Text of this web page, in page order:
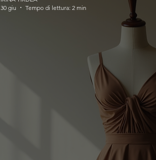
30 giu
Tempo di lettura: 2 min